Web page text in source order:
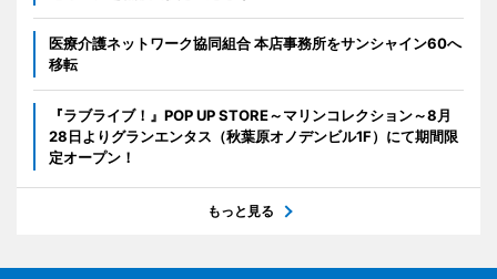
医療介護ネットワーク協同組合 本店事務所をサンシャイン60へ
移転
『ラブライブ！』POP UP STORE～マリンコレクション～8月
28日よりグランエンタス（秋葉原オノデンビル1F）にて期間限
定オープン！
もっと見る